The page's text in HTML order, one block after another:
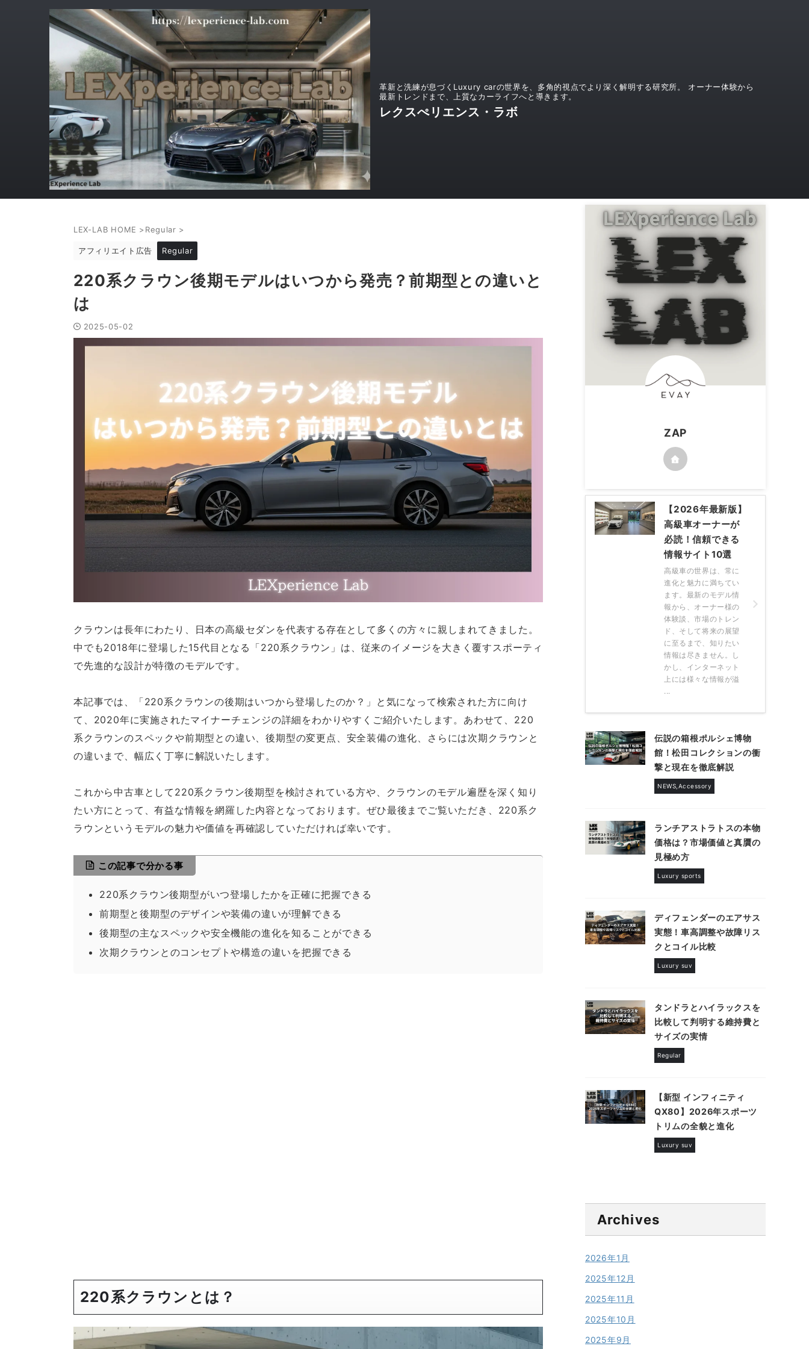
革新と洗練が息づくLuxury carの世界を、多角的視点でより深く解明する研究所。 オーナー体験から
最新トレンドまで、上質なカーライフへと導きます。
レクスぺリエンス・ラボ
LEX-LAB HOME >Regular >
アフィリエイト広告 Regular
220系クラウン後期モデルはいつから発売？前期型との違いと
は
2025-05-02
クラウンは長年にわたり、日本の高級セダンを代表する存在として多くの方々に親しまれてきました。
中でも2018年に登場した15代目となる「220系クラウン」は、従来のイメージを大きく覆すスポーティ
で先進的な設計が特徴のモデルです。
本記事では、「220系クラウンの後期はいつから登場したのか？」と気になって検索された方に向け
て、2020年に実施されたマイナーチェンジの詳細をわかりやすくご紹介いたします。あわせて、220
系クラウンのスペックや前期型との違い、後期型の変更点、安全装備の進化、さらには次期クラウンと
の違いまで、幅広く丁寧に解説いたします。
これから中古車として220系クラウン後期型を検討されている方や、クラウンのモデル遍歴を深く知り
たい方にとって、有益な情報を網羅した内容となっております。ぜひ最後までご覧いただき、220系ク
ラウンというモデルの魅力や価値を再確認していただければ幸いです。
この記事で分かる事
220系クラウン後期型がいつ登場したかを正確に把握できる
前期型と後期型のデザインや装備の違いが理解できる
後期型の主なスペックや安全機能の進化を知ることができる
次期クラウンとのコンセプトや構造の違いを把握できる
220系クラウンとは？
ZAP
【2026年最新版】
高級車オーナーが
必読！信頼できる
情報サイト10選
高級車の世界は、常に
進化と魅力に満ちてい
ます。最新のモデル情
報から、オーナー様の
体験談、市場のトレン
ド、そして将来の展望
に至るまで、知りたい
情報は尽きません。し
かし、インターネット
上には様々な情報が溢
...
伝説の箱根ポルシェ博物
館！松田コレクションの衝
撃と現在を徹底解説
NEWS,Accessory
ランチアストラトスの本物
価格は？市場価値と真贋の
見極め方
Luxury sports
ディフェンダーのエアサス
実態！車高調整や故障リス
クとコイル比較
Luxury suv
タンドラとハイラックスを
比較して判明する維持費と
サイズの実情
Regular
【新型 インフィニティ
QX80】2026年スポーツ
トリムの全貌と進化
Luxury suv
Archives
2026年1月
2025年12月
2025年11月
2025年10月
2025年9月